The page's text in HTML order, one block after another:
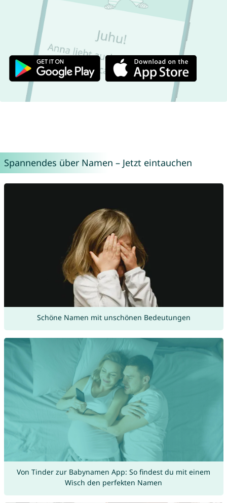
Spannendes über Namen – Jetzt eintauchen
Schöne Namen mit unschönen Bedeutungen
Von Tinder zur Babynamen App: So findest du mit einem
Wisch den perfekten Namen